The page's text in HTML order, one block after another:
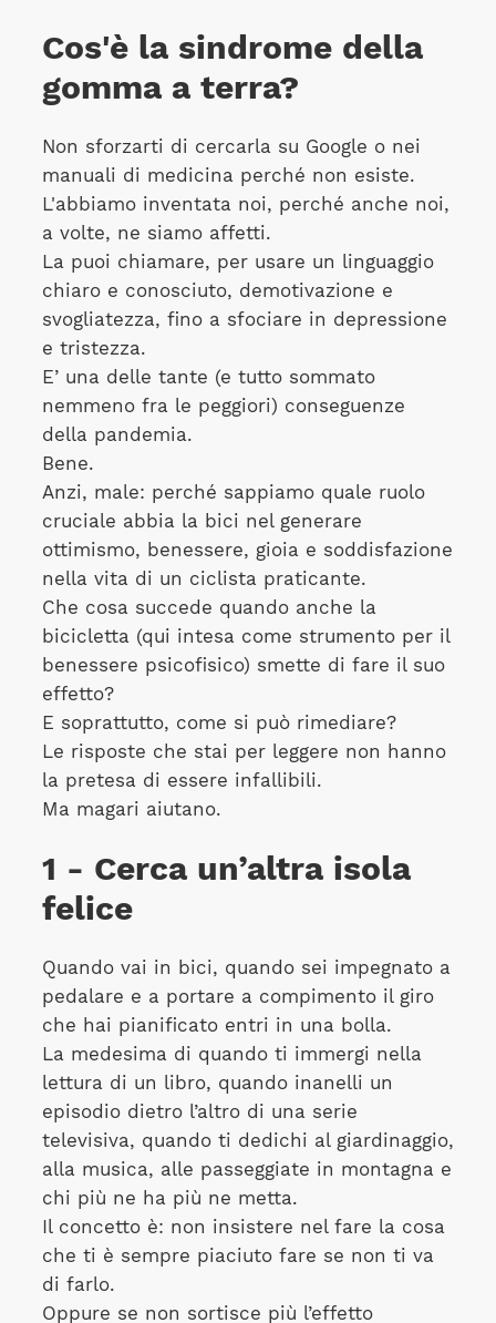
Cos'è la sindrome della
gomma a terra?
Non sforzarti di cercarla su Google o nei
manuali di medicina perché non esiste.
L'abbiamo inventata noi, perché anche noi,
a volte, ne siamo affetti.
La puoi chiamare, per usare un linguaggio
chiaro e conosciuto, demotivazione e
svogliatezza, fino a sfociare in depressione
e tristezza.
E’ una delle tante (e tutto sommato
nemmeno fra le peggiori) conseguenze
della pandemia.
Bene.
Anzi, male: perché sappiamo quale ruolo
cruciale abbia la bici nel generare
ottimismo, benessere, gioia e soddisfazione
nella vita di un ciclista praticante.
Che cosa succede quando anche la
bicicletta (qui intesa come strumento per il
benessere psicofisico) smette di fare il suo
effetto?
E soprattutto, come si può rimediare?
Le risposte che stai per leggere non hanno
la pretesa di essere infallibili.
Ma magari aiutano.
1 - Cerca un’altra isola
felice
Quando vai in bici, quando sei impegnato a
pedalare e a portare a compimento il giro
che hai pianificato entri in una bolla.
La medesima di quando ti immergi nella
lettura di un libro, quando inanelli un
episodio dietro l’altro di una serie
televisiva, quando ti dedichi al giardinaggio,
alla musica, alle passeggiate in montagna e
chi più ne ha più ne metta.
Il concetto è: non insistere nel fare la cosa
che ti è sempre piaciuto fare se non ti va
di farlo.
Oppure se non sortisce più l’effetto